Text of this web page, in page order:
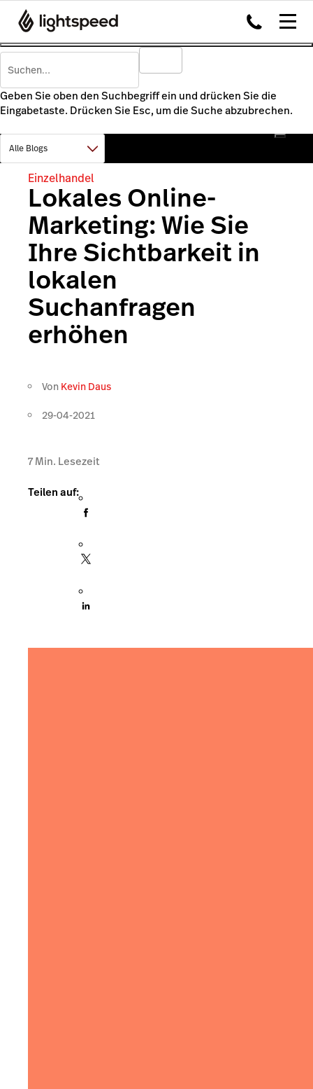
Geben Sie oben den Suchbegriff ein und drücken Sie die
Eingabetaste. Drücken Sie Esc, um die Suche abzubrechen.
Einzelhandel
Lokales Online-
Marketing: Wie Sie
Ihre Sichtbarkeit in
lokalen
Suchanfragen
erhöhen
Von Kevin Daus
29-04-2021
7Min. Lesezeit
Teilen auf: